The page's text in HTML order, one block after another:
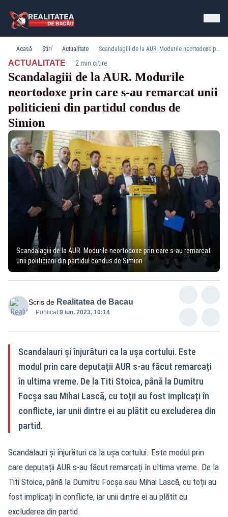
Acasă Știri Actualitate Scandalagiii de la AUR. Modurile neortodoxe prin care s-au remarcat unii politicieni din partidul condus de Simion
ACTUALITATE· 2 min citire
Scandalagiii de la AUR. Modurile
neortodoxe prin care s-au remarcat unii
politicieni din partidul condus de
Simion
Scandalagiii de la AUR. Modurile neortodoxe prin care s-au remarcat
unii politicieni din partidul condus de Simion
Scris de Realitatea de Bacau
Publicat:9 iun. 2023, 10:14
Scandalauri și înjurături ca la ușa cortului. Este
modul prin care deputații AUR s-au făcut remarcați
în ultima vreme. De la Titi Stoica, până la Dumitru
Focșa sau Mihai Lască, cu toții au fost implicați în
conflicte, iar unii dintre ei au plătit cu excluderea din
partid.
Scandalauri și înjurături ca la ușa cortului. Este modul prin
care deputații AUR s-au făcut remarcați în ultima vreme. De la
Titi Stoica, până la Dumitru Focșa sau Mihai Lască, cu toții au
fost implicați în conflicte, iar unii dintre ei au plătit cu
excluderea din partid.